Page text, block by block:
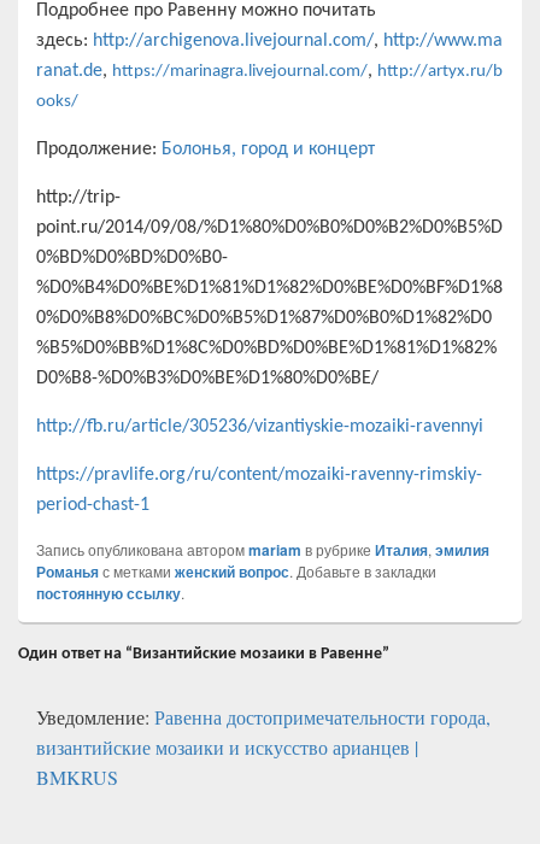
Подробнее про Равенну можно почитать
здесь: http://archigenova.livejournal.com/, http://www.ma
ranat.de, https://marinagra.livejournal.com/, http://artyx.ru/b
ooks/
Продолжение: Болонья, город и концерт
http://trip-
point.ru/2014/09/08/%D1%80%D0%B0%D0%B2%D0%B5%D
0%BD%D0%BD%D0%B0-
%D0%B4%D0%BE%D1%81%D1%82%D0%BE%D0%BF%D1%8
0%D0%B8%D0%BC%D0%B5%D1%87%D0%B0%D1%82%D0
%B5%D0%BB%D1%8C%D0%BD%D0%BE%D1%81%D1%82%
D0%B8-%D0%B3%D0%BE%D1%80%D0%BE/
http://fb.ru/article/305236/vizantiyskie-mozaiki-ravennyi
https://pravlife.org/ru/content/mozaiki-ravenny-rimskiy-
period-chast-1
Запись опубликована авторомmariam в рубрике Италия,эмилия
Романьяс метками женский вопрос. Добавьте в закладки
постоянную ссылку.
Один ответ на “Византийские мозаики в Равенне”
Уведомление: Равенна достопримечательности города,
византийские мозаики и искусство арианцев |
BMKRUS